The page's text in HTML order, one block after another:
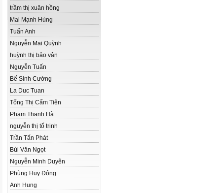
trầm thị xuân hồng
Mai Mạnh Hùng
Tuấn Anh
Nguyễn Mai Quỳnh
huỳnh thị bảo vân
Nguyễn Tuấn
Bế Sinh Cường
La Duc Tuan
Tống Thị Cẩm Tiên
Phạm Thanh Hà
nguyễn thị tố trinh
Trần Tấn Phát
Bùi Văn Ngọt
Nguyễn Minh Duyên
Phùng Huy Đông
Anh Hung